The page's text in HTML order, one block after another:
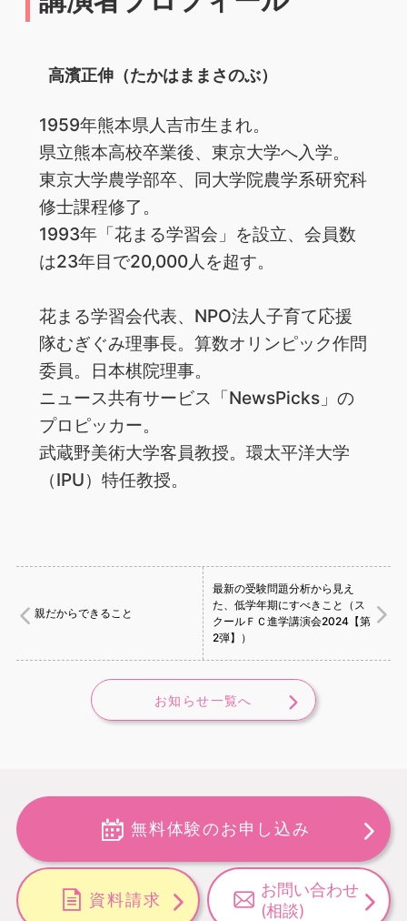
高濱正伸（たかはままさのぶ）
1959年熊本県人吉市生まれ。
県立熊本高校卒業後、東京大学へ入学。
東京大学農学部卒、同大学院農学系研究科
修士課程修了。
1993年「花まる学習会」を設立、会員数
は23年目で20,000人を超す。
花まる学習会代表、NPO法人子育て応援
隊むぎぐみ理事長。算数オリンピック作問
委員。日本棋院理事。
ニュース共有サービス「NewsPicks」の
プロピッカー。
武蔵野美術大学客員教授。環太平洋大学
（IPU）特任教授。
親だからできること
最新の受験問題分析から見え
た、低学年期にすべきこと（ス
クールＦＣ進学講演会2024【第
2弾】）
お知らせ一覧へ
無料体験のお申し込み
資料請求
お問い合わせ
(相談)